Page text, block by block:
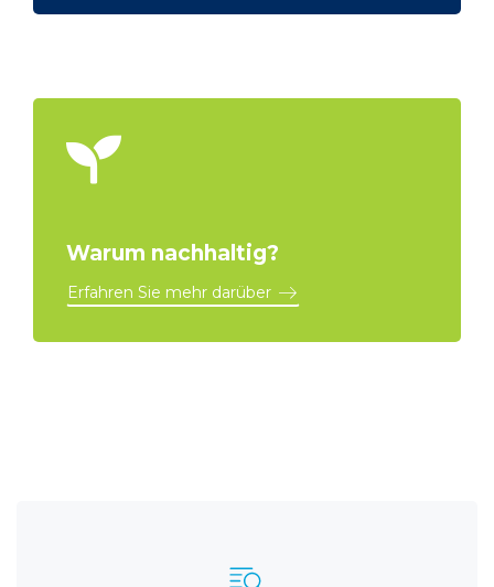
Warum nachhaltig?
Erfahren Sie mehr darüber